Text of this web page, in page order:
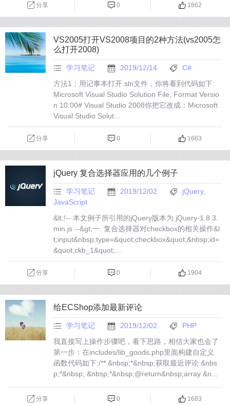
分享 0 1862
VS2005打开VS2008项目的2种方法(vs2005怎
么打开2008)
学习笔记 2019/12/14
C#
方法1：用记事本打开.sln文件，你将看到代码如下:
Microsoft Visual Studio Solution File, Format Versio
n 10.00# Visual Studio 2008你把它改成：Microsoft
Visual Studio Solut...
分享 0 1663
jQuery 复合选择器应用的几个例子
学习笔记 2019/12/02 jQuery,
JavaScript
&lt;!-- 本文例子所引用的jQuery版本为 jQuery-1.8.3.
min.js --&gt;一. 复合选择器对checkbox的相关操作&l
t;input&nbsp;type=&quot;checkbox&quot;&nbsp;id=
&quot;ckb_1&quot;...
分享 0 1904
给ECShop添加最新评论
学习笔记 2019/12/02
PHP
我直接写上操作步骤吧，看下思路，相信大家也会了
第一步：在includes/lib_goods.php里面构建自定义
函数代码如下:/** &nbsp;*&nbsp;获取最近评论 &nbs
p;*&nbsp; &nbsp;*&nbsp;@return&nbsp;array &n...
分享 0 1683